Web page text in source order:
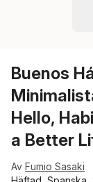
Buenos
Hello,
a Better
Av Fumio Sasaki